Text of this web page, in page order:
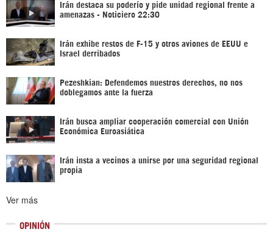
Irán destaca su poderío y pide unidad regional frente a
amenazas - Noticiero 22:30
Irán exhibe restos de F-15 y otros aviones de EEUU e
Israel derribados
Pezeshkian: Defendemos nuestros derechos, no nos
doblegamos ante la fuerza
Irán busca ampliar cooperación comercial con Unión
Económica Euroasiática
Irán insta a vecinos a unirse por una seguridad regional
propia
Ver más
OPINIÓN